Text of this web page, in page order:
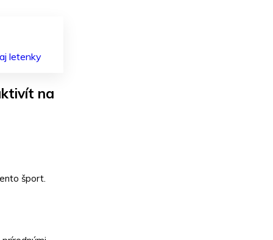
letenky
na
šport.